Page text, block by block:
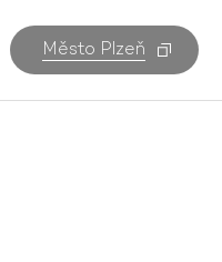
Město Plzeň